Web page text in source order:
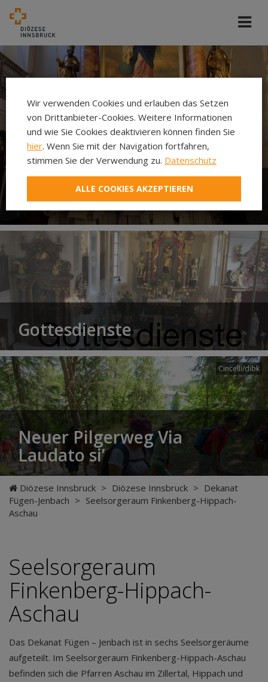
Ministrieren
Gottesdienste
Cincelli/dibk
Neuer Pilgerweg Via
Laudato si’
Diözese Innsbruck > Diözese Innsbruck > Dekanat
Fügen-Jenbach > Seelsorgeraum Finkenberg-Hippach-
Aschau
Seelsorgeraum
Finkenberg-Hippach-
Aschau
Das Dekanat Fügen – Jenbach ist in sechs Seelsorgeräume
aufgeteilt. Im Seelsorgeraum Finkenberg-Hippach-Aschau
befinden sich die Pfarren Aschau im Zillertal, Hippach und
Wir verwenden Cookies und erlauben das Setzen
von Drittanbieter-Cookies. Weitere Informationen
und wie Sie Cookies deaktivieren können finden Sie
hier. Wenn Sie mit der Navigation fortfahren,
stimmen Sie der Verwendung zu. Datenschutz
ALLE COOKIES AKZEPTIEREN